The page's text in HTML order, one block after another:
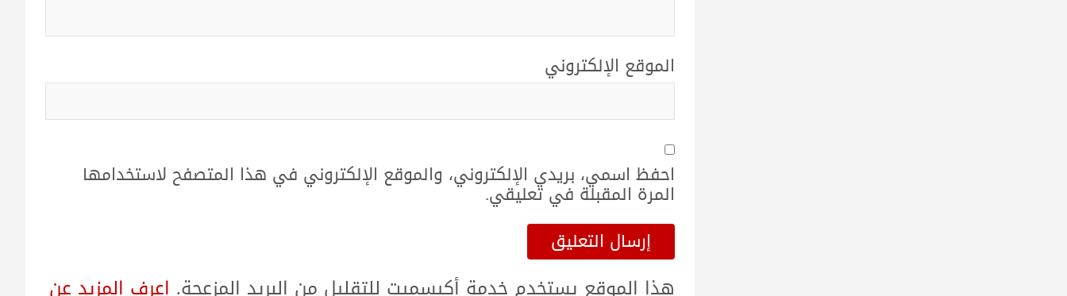
الموقع الإلكتروني
احفظ اسمي، بريدي الإلكتروني، والموقع الإلكتروني في هذا المتصفح لاستخدامها
المرة المقبلة في تعليقي.
هذا الموقع يستخدم خدمة أكيسميت للتقليل من البريد المزعجة. اعرف المزيد عن